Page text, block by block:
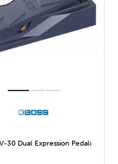
30 Dual Expression Pedalı